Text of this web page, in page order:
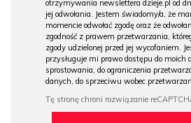
otrzymywania newslettera dzieje.pl od
jej odwołania. Jestem świadomy/a, że
momencie odwołać zgodę oraz że
zgodność z prawem przetwarzania,
zgody udzielonej przed jej wycofaniem.
przysługuje mi prawo dostępu do moich
sprostowania, do ograniczenia
danych, do sprzeciwu wobec